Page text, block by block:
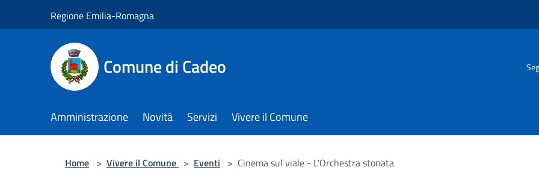
Regione Emilia-Romagna
Comune di Cadeo
Amministrazione Novità Servizi Vivere il Comune
Home > Vivere il Comune > Eventi > Cinema sul viale - L'Orchestra stonata